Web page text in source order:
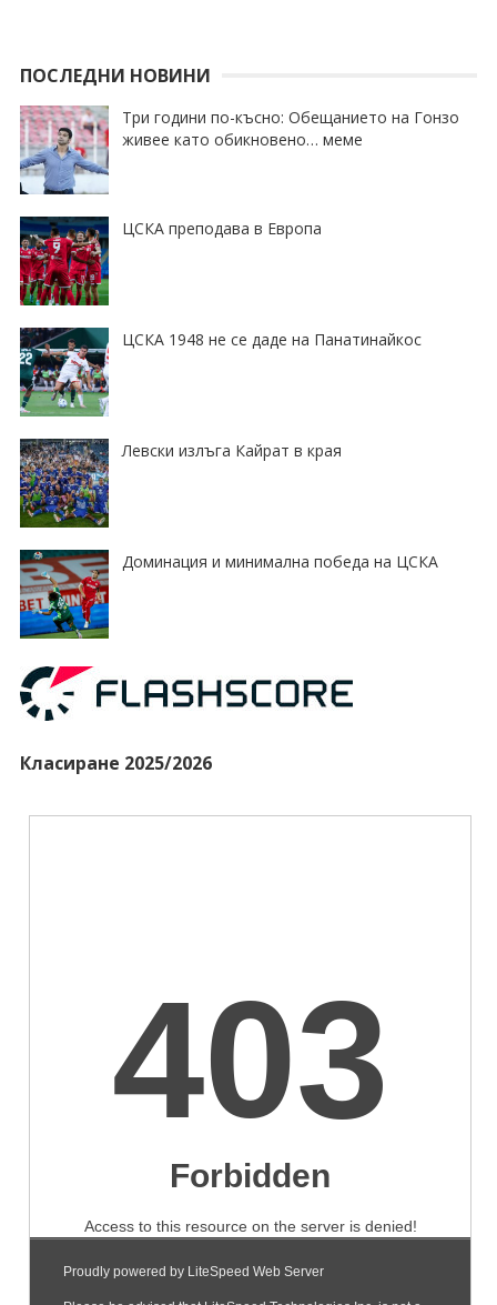
ПОСЛЕДНИ НОВИНИ
Три години по-късно: Обещанието на Гонзо
живее като обикновено… меме
ЦСКА преподава в Европа
ЦСКА 1948 не се даде на Панатинайкос
Левски излъга Кайрат в края
Доминация и минимална победа на ЦСКА
Класиране 2025/2026